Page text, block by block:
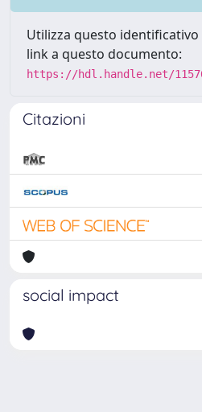
Utilizza questo
link a questo documento:
https://hdl.handle.net/
Citazioni
social impact